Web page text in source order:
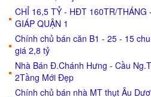
CHỈ 16,5 TỶ - HĐT 160TR/THÁNG
GIÁP QUẬN 1
Chính chủ bán căn B1 - 25 - 15
giá 2,8 tỷ
Nhà Bán Đ.Chánh Hưng - Cầu
2Tầng Mới Đẹp
Chính chủ bán nhà MT thụt Âu